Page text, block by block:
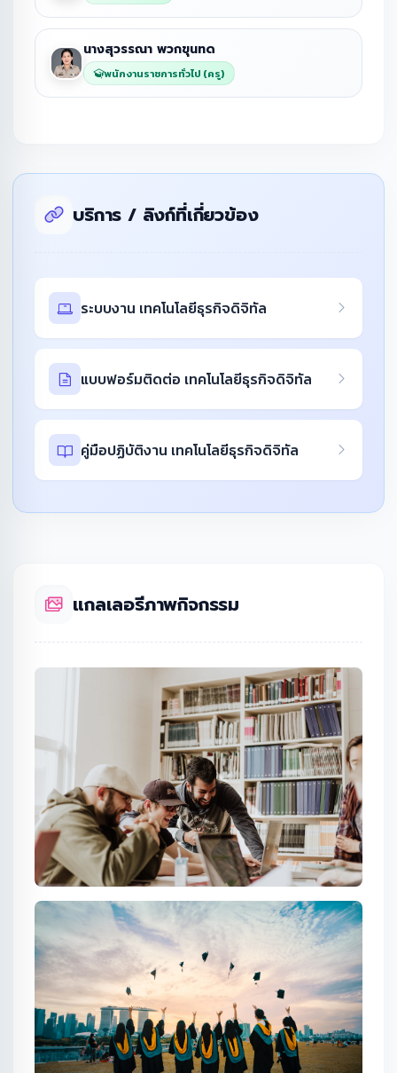
นางสุวรรณา พวกขุนทด
พนักงานราชการทั่วไป (ครู)
บริการ / ลิงก์ที่เกี่ยวข้อง
ระบบงาน เทคโนโลยีธุรกิจดิจิทัล
แบบฟอร์มติดต่อ เทคโนโลยีธุรกิจดิจิทัล
คู่มือปฏิบัติงาน เทคโนโลยีธุรกิจดิจิทัล
แกลเลอรีภาพกิจกรรม